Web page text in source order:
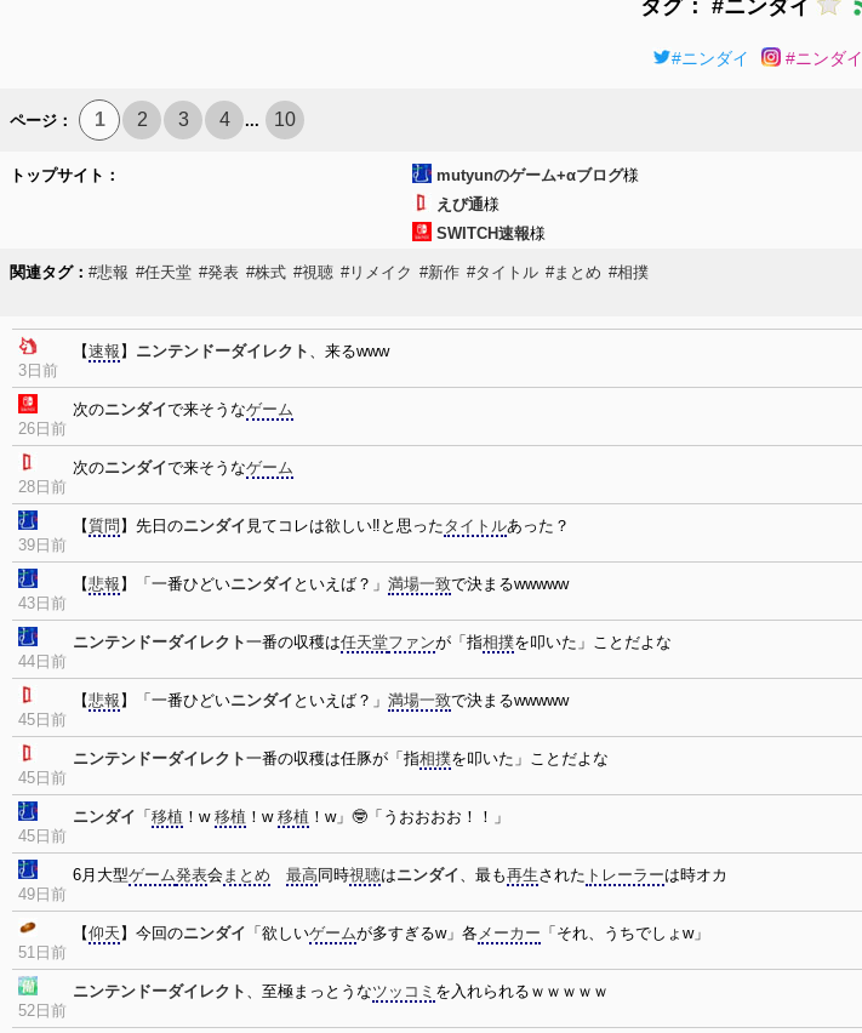
タグ： #ニンダイ
#ニンダイ #ニンダイ
ページ： 1 2 3 4 ... 10
トップサイト： mutyunのゲーム+αブログ様
えび通様
SWITCH速報様
関連タグ： #悲報 #任天堂 #発表 #株式 #視聴 #リメイク #新作 #タイトル #まとめ #相撲
3日前
【速報 】 ニンテンドーダイレクト 、来るwww
26日前
次のニンダイで来そうなゲーム
28日前
次のニンダイで来そうなゲーム
39日前
【質問 】先日のニンダイ 見てコレは欲しい‼と思ったタイトルあった？
43日前
【悲報 】「一番ひどいニンダイ といえば？」 満場一致で決まるwwwww
44日前
ニンテンドーダイレクト一番の収穫は任天堂ファンが「指相撲を叩いた」ことだよな
45日前
【悲報 】「一番ひどいニンダイ といえば？」 満場一致で決まるwwwww
45日前
ニンテンドーダイレクト一番の収穫は任豚が「指相撲を叩いた」ことだよな
45日前
ニンダイ 「 移植 ！w 移植 ！w 移植 ！w」🤓「うおおおお！！」
49日前
6月大型ゲーム発表会まとめ 最高同時視聴はニンダイ、最も再生された トレーラーは時オカ
51日前
【仰天 】今回のニンダイ 「欲しいゲームが多すぎるw」各メーカー 「それ、うちでしょw」
52日前
ニンテンドーダイレクト 、至極まっとうなツッコミ を入れられるｗｗｗｗｗ